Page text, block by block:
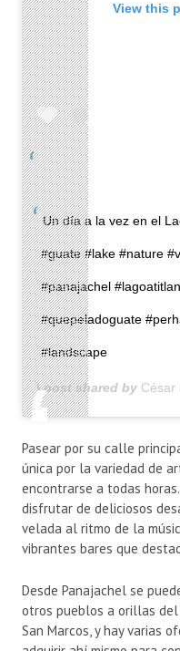
View this
Un día a la vez en el
#guate #lake #nature
#panajachel
#quepeladoguate
#landscape
A post shared by César
Pasear por su calle
única por la variedad de
encontrarse a todas
disfrutar de deliciosos
velada al ritmo de la
vibrantes bares que
Desde Panajachel se
otros pueblos a orillas del
San Marcos, y hay varias